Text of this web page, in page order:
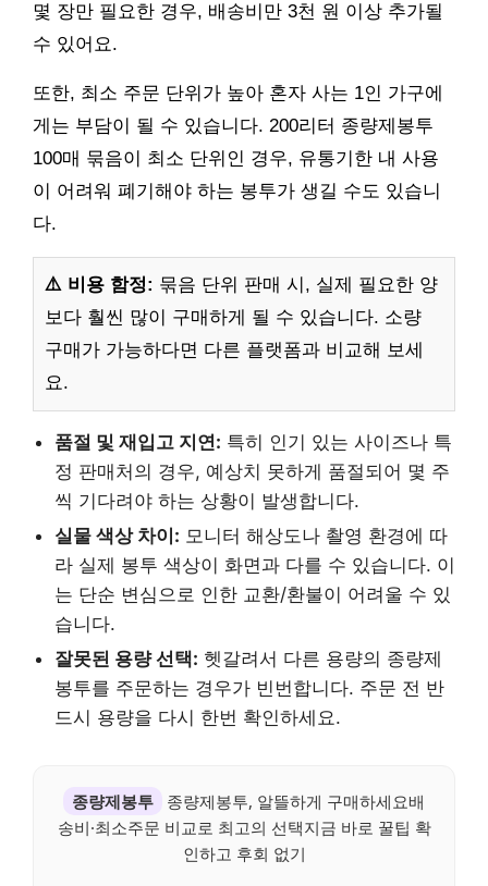
몇 장만 필요한 경우, 배송비만 3천 원 이상 추가될
수 있어요.
또한, 최소 주문 단위가 높아 혼자 사는 1인 가구에
게는 부담이 될 수 있습니다. 200리터 종량제봉투
100매 묶음이 최소 단위인 경우, 유통기한 내 사용
이 어려워 폐기해야 하는 봉투가 생길 수도 있습니
다.
⚠️ 비용 함정: 묶음 단위 판매 시, 실제 필요한 양
보다 훨씬 많이 구매하게 될 수 있습니다. 소량
구매가 가능하다면 다른 플랫폼과 비교해 보세
요.
품절 및 재입고 지연: 특히 인기 있는 사이즈나 특
정 판매처의 경우, 예상치 못하게 품절되어 몇 주
씩 기다려야 하는 상황이 발생합니다.
실물 색상 차이: 모니터 해상도나 촬영 환경에 따
라 실제 봉투 색상이 화면과 다를 수 있습니다. 이
는 단순 변심으로 인한 교환/환불이 어려울 수 있
습니다.
잘못된 용량 선택: 헷갈려서 다른 용량의 종량제
봉투를 주문하는 경우가 빈번합니다. 주문 전 반
드시 용량을 다시 한번 확인하세요.
종량제봉투
종량제봉투, 알뜰하게 구매하세요배
송비·최소주문 비교로 최고의 선택지금 바로 꿀팁 확
인하고 후회 없기